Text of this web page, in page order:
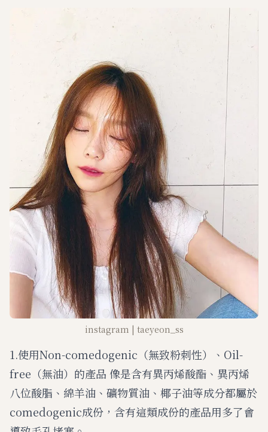
instagram | taeyeon_ss
1.使用Non-comedogenic（無致粉刺性）、Oil-
free（無油）的產品 像是含有異丙烯酸酯、異丙烯
八位酸脂、綿羊油、礦物質油、椰子油等成分都屬於
comedogenic成份，含有這類成份的產品用多了會